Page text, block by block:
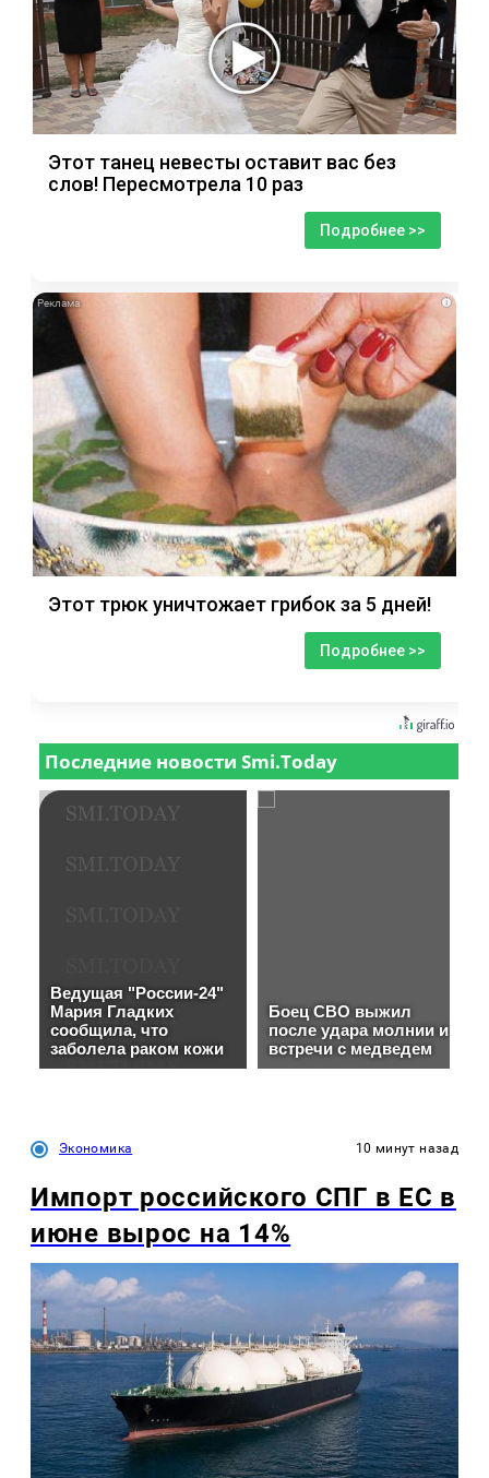
Этот танец невесты оставит вас без
слов! Пересмотрела 10 раз
Подробнее >>
i
Этот трюк уничтожает грибок за 5 дней!
Подробнее >>
Экономика 10 минут назад
Импорт российского СПГ в ЕС в
июне вырос на 14%